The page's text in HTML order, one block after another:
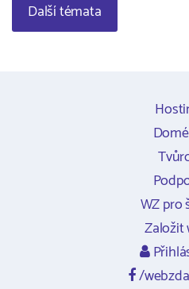
Další témata
WZ pro
Založit
/